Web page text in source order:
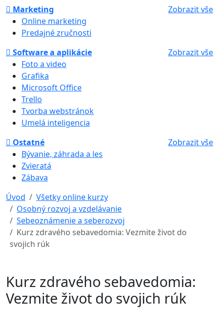
Marketing
Zobrazit vše
Online marketing
Predajné zručnosti
Software a aplikácie
Zobrazit vše
Foto a video
Grafika
Microsoft Office
Trello
Tvorba webstránok
Umelá inteligencia
Ostatné
Zobrazit vše
Bývanie, záhrada a les
Zvieratá
Zábava
Úvod
Všetky online kurzy
Osobný rozvoj a vzdelávanie
Sebeoznámenie a seberozvoj
Kurz zdravého sebavedomia: Vezmite život do
svojich rúk
Kurz zdravého sebavedomia:
Vezmite život do svojich rúk